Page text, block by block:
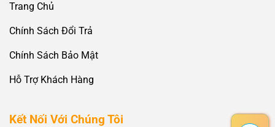
Trang Chủ
Chính Sách Đổi Trả
Chính Sách Bảo Mật
Hỗ Trợ Khách Hàng
Kết Nối Với Chúng Tôi